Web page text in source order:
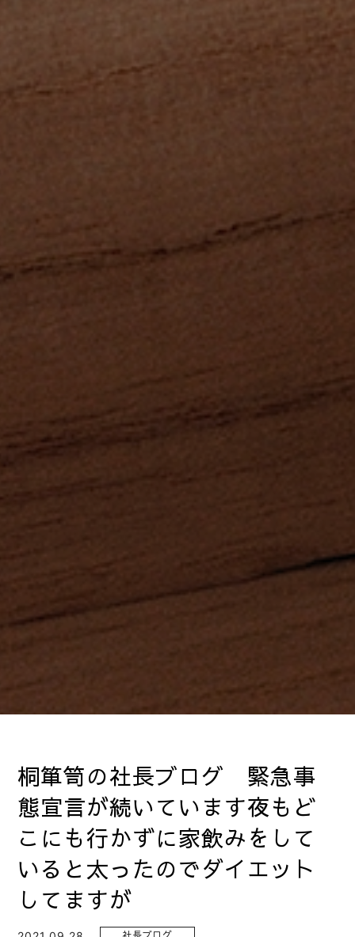
桐箪笥の社長ブログ 緊急事
態宣言が続いています夜もど
こにも行かずに家飲みをして
いると太ったのでダイエット
してますが